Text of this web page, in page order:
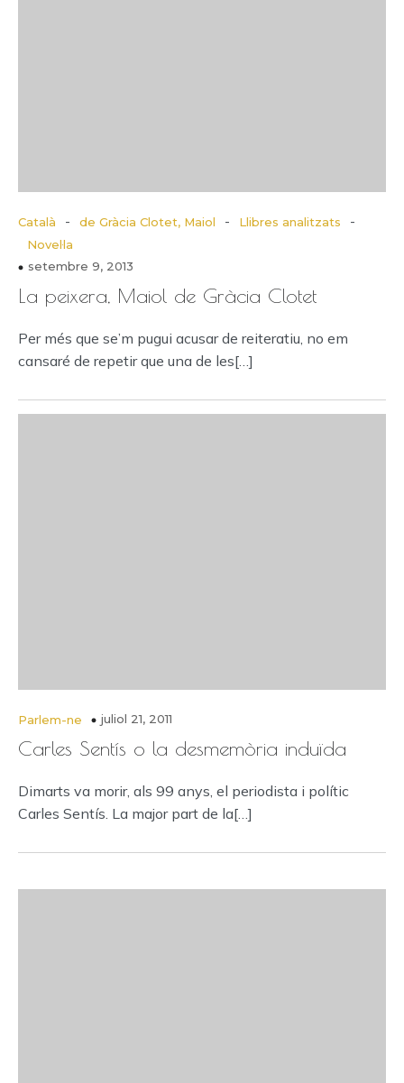
Català - de Gràcia Clotet, Maiol - Llibres analitzats -
Novel·la
setembre 9, 2013
La peixera, Maiol de Gràcia Clotet
Per més que se’m pugui acusar de reiteratiu, no em
cansaré de repetir que una de les[…]
Parlem-ne juliol 21, 2011
Carles Sentís o la desmemòria induïda
Dimarts va morir, als 99 anys, el periodista i polític
Carles Sentís. La major part de la[…]